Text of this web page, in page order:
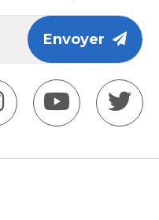
Envoyer